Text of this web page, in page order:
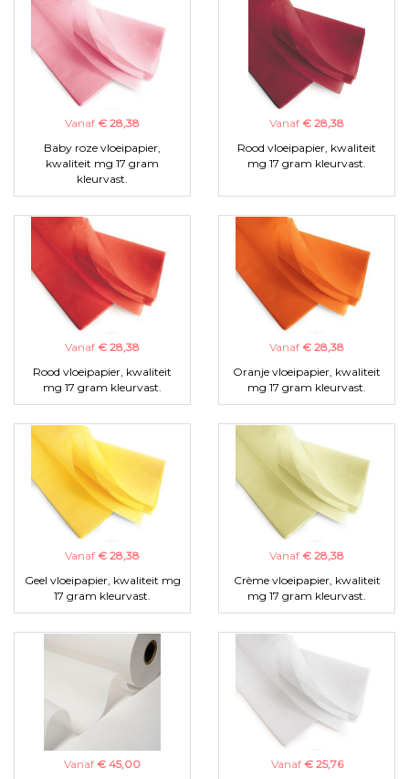
Vanaf € 28,38
Baby roze vloeipapier,
kwaliteit mg 17 gram
kleurvast.
Vanaf € 28,38
Rood vloeipapier, kwaliteit
mg 17 gram kleurvast.
Vanaf € 28,38
Rood vloeipapier, kwaliteit
mg 17 gram kleurvast.
Vanaf € 28,38
Oranje vloeipapier, kwaliteit
mg 17 gram kleurvast.
Vanaf € 28,38
Geel vloeipapier, kwaliteit mg
17 gram kleurvast.
Vanaf € 28,38
Crème vloeipapier, kwaliteit
mg 17 gram kleurvast.
Vanaf € 45,00
Vanaf € 25,76